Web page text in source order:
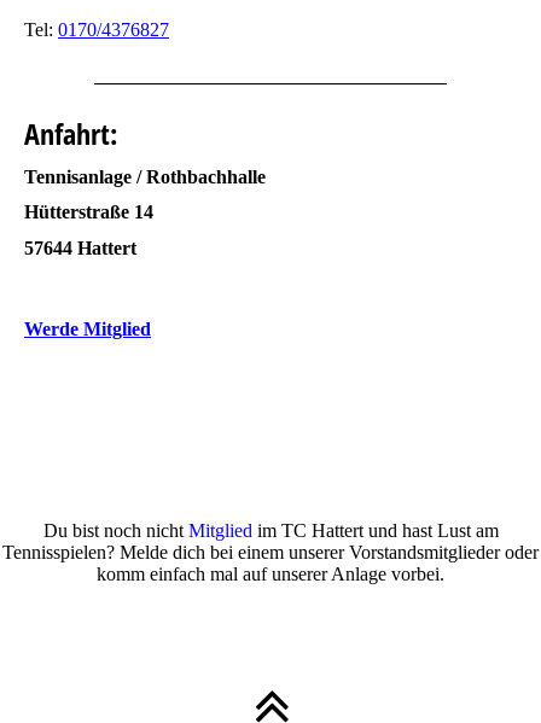
Tel: 0170/4376827
Anfahrt:
Tennisanlage / Rothbachhalle
Hütterstraße 14
57644 Hattert
Werde Mitglied
Du bist noch nicht Mitglied im TC Hattert und hast Lust am
Tennisspielen? Melde dich bei einem unserer Vorstandsmitglieder oder
komm einfach mal auf unserer Anlage vorbei.